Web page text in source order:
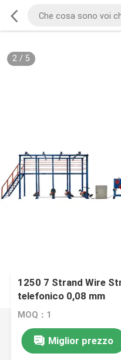
2/ 5
1250 7 Strand Wire
telefonico 0,08 mm
MOQ：1
Miglior prezzo